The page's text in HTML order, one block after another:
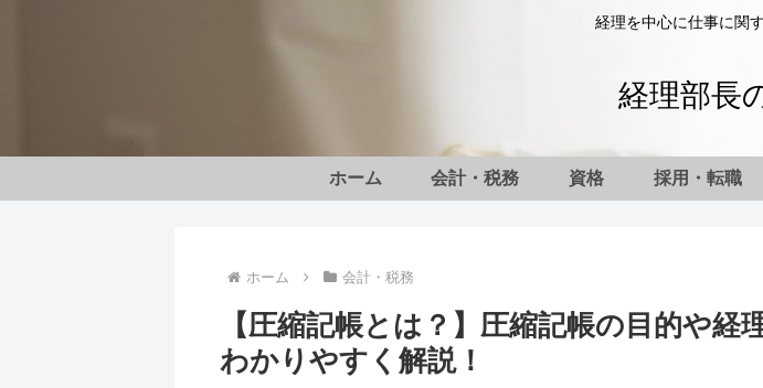
経理を中心に仕事に関
経理部長
ホーム 会計・税務 資格 採用・転職
ホーム 会計・税務
【圧縮記帳とは？】圧縮記帳の目的や経
わかりやすく解説！